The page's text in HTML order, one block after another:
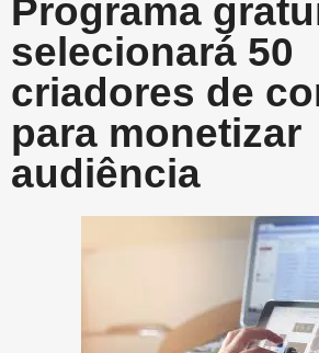
Programa
selecionará 50
criadores de
para monetizar
audiência